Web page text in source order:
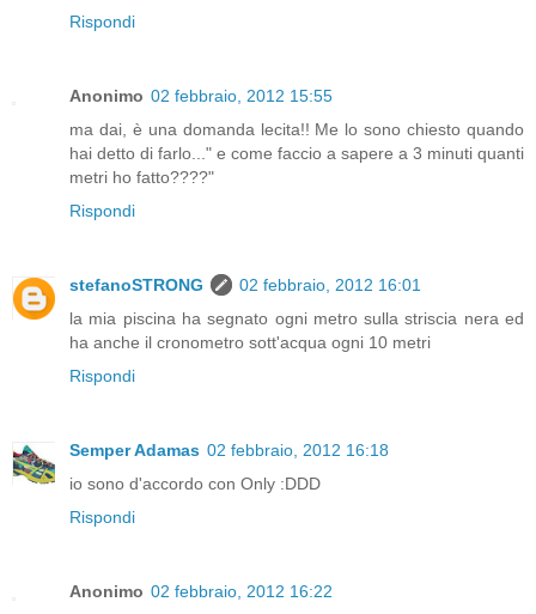
Rispondi
Anonimo 02 febbraio, 2012 15:55
ma dai, è una domanda lecita!! Me lo sono chiesto quando
hai detto di farlo..." e come faccio a sapere a 3 minuti quanti
metri ho fatto????"
Rispondi
stefanoSTRONG
02 febbraio, 2012 16:01
la mia piscina ha segnato ogni metro sulla striscia nera ed
ha anche il cronometro sott'acqua ogni 10 metri
Rispondi
Semper Adamas 02 febbraio, 2012 16:18
io sono d'accordo con Only :DDD
Rispondi
Anonimo 02 febbraio, 2012 16:22